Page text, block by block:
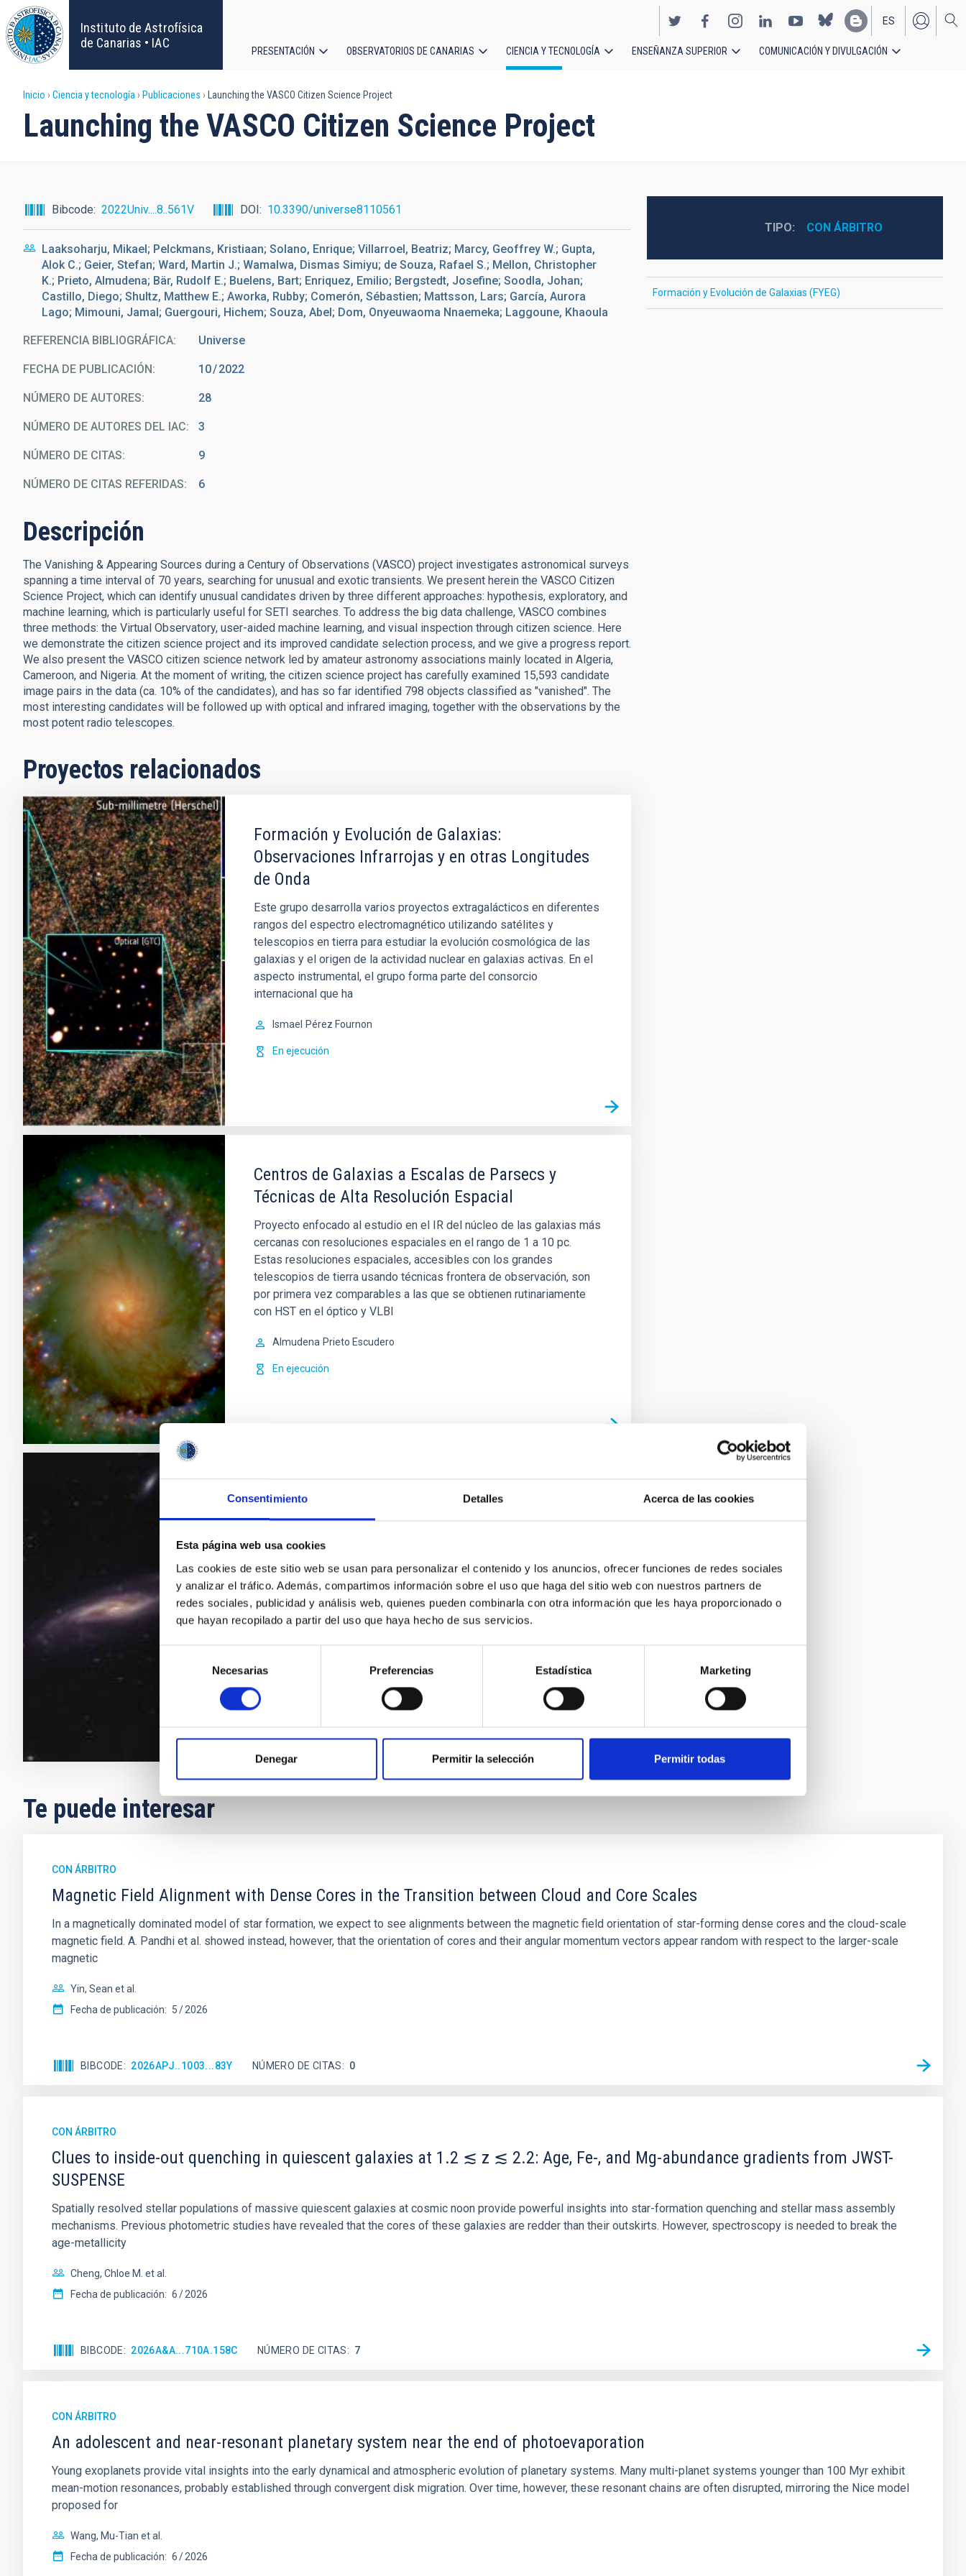
Consentimiento Detalles Acerca de las cookies
Esta página web usa cookies
Las cookies de este sitio web se usan para personalizar el contenido y los anuncios, ofrecer funciones de redes sociales
y analizar el tráfico. Además, compartimos información sobre el uso que haga del sitio web con nuestros partners de
redes sociales, publicidad y análisis web, quienes pueden combinarla con otra información que les haya proporcionado o
que hayan recopilado a partir del uso que haya hecho de sus servicios.
consentimiento
Necesarias Preferencias Estadística Marketing
Denegar Permitir la selección Permitir todas
Pasar
al
contenido
principal
Instituto de Astrofísica
de Canarias • IAC
EN
ES
principal
PRESENTACIÓN OBSERVATORIOS DE CANARIAS CIENCIA Y TECNOLOGÍA ENSEÑANZA SUPERIOR COMUNICACIÓN Y DIVULGACIÓN
Sobrescribir
enlaces
ayuda
a
navegación
Inicio Ciencia y tecnología Publicaciones Launching the VASCO Citizen Science Project
Launching the VASCO Citizen Science Project
Bibcode 2022Univ....8..561V DOI 10.3390/universe8110561
Laaksoharju, Mikael; Pelckmans, Kristiaan; Solano, Enrique; Villarroel, Beatriz; Marcy, Geoffrey W.; Gupta,
Alok C.; Geier, Stefan; Ward, Martin J.; Wamalwa, Dismas Simiyu; de Souza, Rafael S.; Mellon, Christopher
K.; Prieto, Almudena; Bär, Rudolf E.; Buelens, Bart; Enriquez, Emilio; Bergstedt, Josefine; Soodla, Johan;
Castillo, Diego; Shultz, Matthew E.; Aworka, Rubby; Comerón, Sébastien; Mattsson, Lars; García, Aurora
Lago; Mimouni, Jamal; Guergouri, Hichem; Souza, Abel; Dom, Onyeuwaoma Nnaemeka; Laggoune, Khaoula
REFERENCIA BIBLIOGRÁFICA Universe
FECHA DE PUBLICACIÓN: 10 2022
NÚMERO DE AUTORES 28
NÚMERO DE AUTORES DEL IAC 3
NÚMERO DE CITAS 9
NÚMERO DE CITAS REFERIDAS 6
Descripción
The Vanishing & Appearing Sources during a Century of Observations (VASCO) project investigates astronomical surveys
spanning a time interval of 70 years, searching for unusual and exotic transients. We present herein the VASCO Citizen
Science Project, which can identify unusual candidates driven by three different approaches: hypothesis, exploratory, and
machine learning, which is particularly useful for SETI searches. To address the big data challenge, VASCO combines
three methods: the Virtual Observatory, user-aided machine learning, and visual inspection through citizen science. Here
we demonstrate the citizen science project and its improved candidate selection process, and we give a progress report.
We also present the VASCO citizen science network led by amateur astronomy associations mainly located in Algeria,
Cameroon, and Nigeria. At the moment of writing, the citizen science project has carefully examined 15,593 candidate
image pairs in the data (ca. 10% of the candidates), and has so far identified 798 objects classified as "vanished". The
most interesting candidates will be followed up with optical and infrared imaging, together with the observations by the
most potent radio telescopes.
Proyectos relacionados
Formación y Evolución de Galaxias:
Observaciones Infrarrojas y en otras Longitudes
de Onda
Este grupo desarrolla varios proyectos extragalácticos en diferentes
rangos del espectro electromagnético utilizando satélites y
telescopios en tierra para estudiar la evolución cosmológica de las
galaxias y el origen de la actividad nuclear en galaxias activas. En el
aspecto instrumental, el grupo forma parte del consorcio
internacional que ha
Ismael Pérez Fournon
En ejecución
Centros de Galaxias a Escalas de Parsecs y
Técnicas de Alta Resolución Espacial
Proyecto enfocado al estudio en el IR del núcleo de las galaxias más
cercanas con resoluciones espaciales en el rango de 1 a 10 pc.
Estas resoluciones espaciales, accesibles con los grandes
telescopios de tierra usando técnicas frontera de observación, son
por primera vez comparables a las que se obtienen rutinariamente
con HST en el óptico y VLBI
Almudena Prieto Escudero
En ejecución
Las Galaxias Espirales: Evolución y
Consecuencias
Nuestro grupo pequeño esta bien conocido y respetado
varios aspectos de la estructura y la evolución de las galaxias
espirales cercanas. Usamos principalmente observaciones en varias
longitudes de onda, explotando las sinergías que nos permiten
responder a las cuestiones más
TIPO CON ÁRBITRO
Formación y Evolución de Galaxias (FYEG)
Te puede interesar
CON ÁRBITRO
Magnetic Field Alignment with Dense Cores in the Transition between Cloud and Core Scales
In a magnetically dominated model of star formation, we expect to see alignments between the magnetic field orientation of star-forming dense cores and the cloud-scale
magnetic field. A. Pandhi et al. showed instead, however, that the orientation of cores and their angular momentum vectors appear random with respect to the larger-scale
magnetic
Yin, Sean et al.
Fecha de publicación: 5 2026
BIBCODE 2026APJ..1003...83Y NÚMERO DE CITAS 0
CON ÁRBITRO
Clues to inside-out quenching in quiescent galaxies at 1.2 ≲ z ≲ 2.2: Age, Fe-, and Mg-abundance gradients from JWST-
SUSPENSE
Spatially resolved stellar populations of massive quiescent galaxies at cosmic noon provide powerful insights into star-formation quenching and stellar mass assembly
mechanisms. Previous photometric studies have revealed that the cores of these galaxies are redder than their outskirts. However, spectroscopy is needed to break the
age-metallicity
Cheng, Chloe M. et al.
Fecha de publicación: 6 2026
BIBCODE 2026A&A...710A.158C NÚMERO DE CITAS 7
CON ÁRBITRO
An adolescent and near-resonant planetary system near the end of photoevaporation
Young exoplanets provide vital insights into the early dynamical and atmospheric evolution of planetary systems. Many multi-planet systems younger than 100 Myr exhibit
mean-motion resonances, probably established through convergent disk migration. Over time, however, these resonant chains are often disrupted, mirroring the Nice model
proposed for
Wang, Mu-Tian et al.
Fecha de publicación: 6 2026